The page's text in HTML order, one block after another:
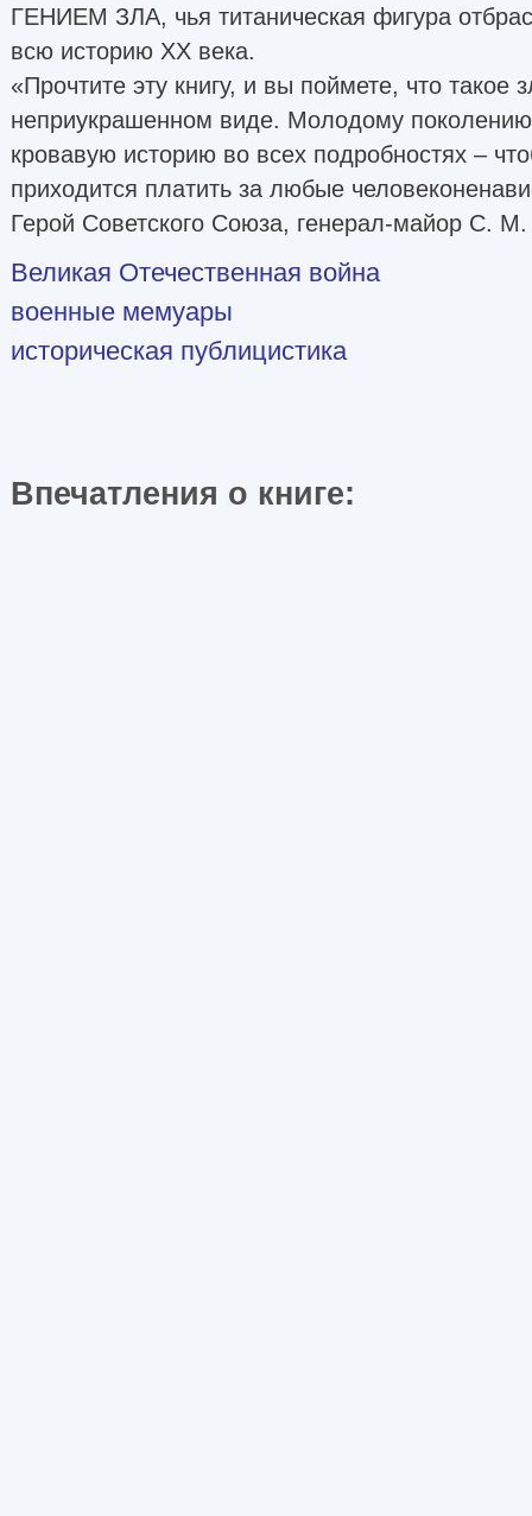
ГЕНИЕМ ЗЛА, чья титаническая фигура
всю историю XX века.
«Прочтите эту книгу, и вы поймете, что такое
неприукрашенном виде. Молодому поколению
кровавую историю во всех подробностях –
приходится платить за любые
Герой Советского Союза, генерал-майор С.
Великая Отечественная война
военные мемуары
историческая публицистика
Впечатления о книге: